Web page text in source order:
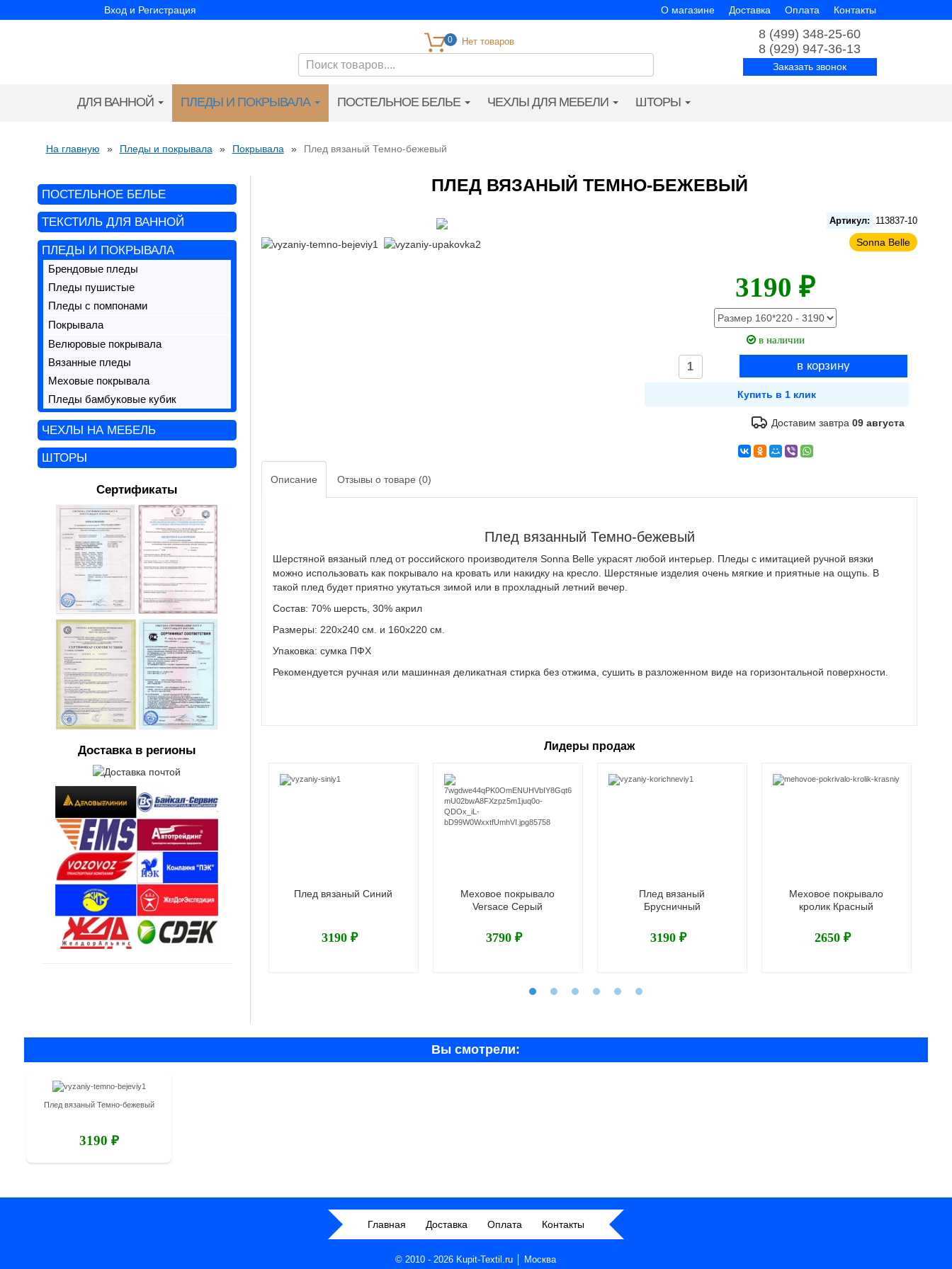
Вход и Регистрация О магазине Доставка Оплата Контакты
0
8 (499) 348-25-60
8 (929) 947-36-13
Заказать звонок
ДЛЯ ВАННОЙ ПЛЕДЫ И ПОКРЫВАЛА ПОСТЕЛЬНОЕ БЕЛЬЕ ЧЕХЛЫ ДЛЯ МЕБЕЛИ ШТОРЫ
На главную » Пледы и покрывала » Покрывала » Плед вязаный Темно-бежевый
ПОСТЕЛЬНОЕ БЕЛЬЕ
ТЕКСТИЛЬ ДЛЯ ВАННОЙ
ПЛЕДЫ И ПОКРЫВАЛА
Брендовые пледы
Пледы пушистые
Пледы с помпонами
Покрывала
Велюровые покрывала
Вязанные пледы
Меховые покрывала
Пледы бамбуковые кубик
ЧЕХЛЫ НА МЕБЕЛЬ
ШТОРЫ
Сертификаты
Доставка в регионы
ПЛЕД ВЯЗАНЫЙ ТЕМНО-БЕЖЕВЫЙ
Артикул: 113837-10
Sonna Belle
3190 ₽
в наличии
Доставим завтра09 августа
Описание Отзывы о товаре (0)
Плед вязанный Темно-бежевый
Шерстяной вязаный плед от российского производителя Sonna Belle украсят любой интерьер. Пледы с имитацией ручной вязки
можно использовать как покрывало на кровать или накидку на кресло. Шерстяные изделия очень мягкие и приятные на ощупь. В
такой плед будет приятно укутаться зимой или в прохладный летний вечер.
Состав: 70% шерсть, 30% акрил
Размеры: 220х240 см. и 160х220 см.
Упаковка: сумка ПФХ
Рекомендуется ручная или машинная деликатная стирка без отжима, сушить в разложенном виде на горизонтальной поверхности.
Лидеры продаж
Вязаный плед Розовый
3190 ₽
Плед вязаный Синий
3190 ₽
Меховое покрывало
Versace Серый
3790 ₽
Плед вязаный
Брусничный
3190 ₽
Меховое покрывало
кролик Красный
2650 ₽
Вы смотрели:
Плед вязаный Темно-бежевый
3190 ₽
Главная Доставка Оплата Контакты
© 2010 - 2026 Kupit-Textil.ru │ Москва